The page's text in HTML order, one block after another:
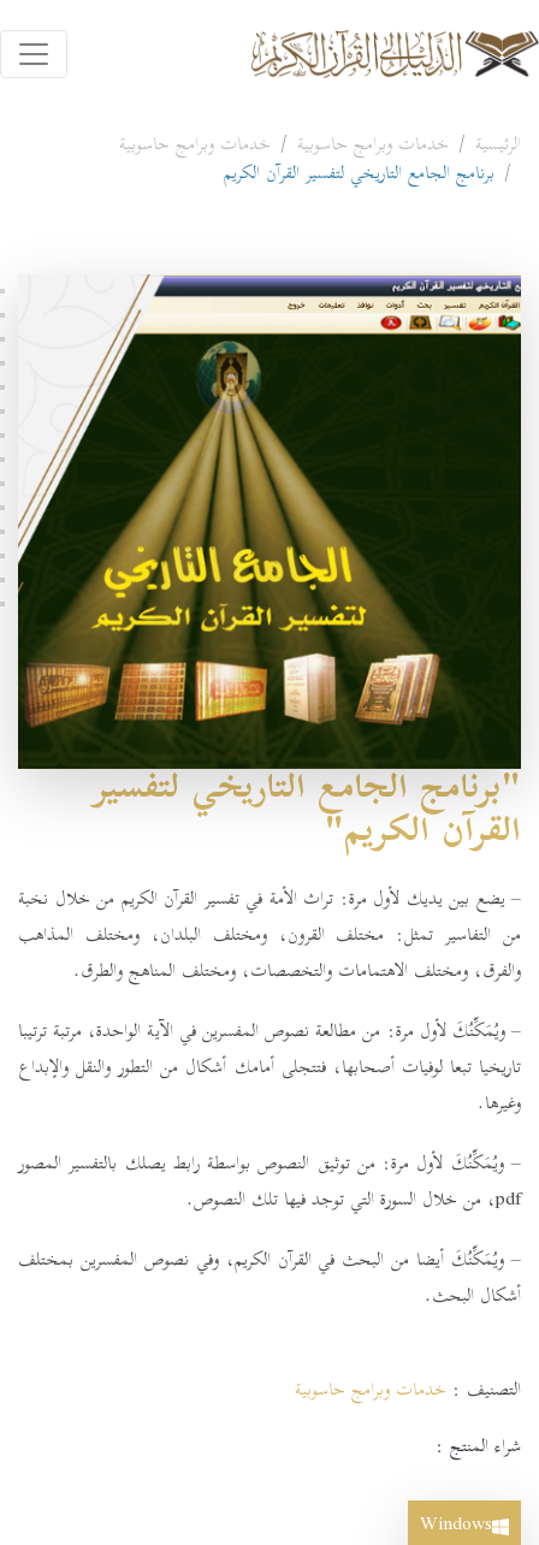
الرئيسية خدمات وبرامج حاسوبية
خدمات وبرامج حاسوبية
برنامج الجامع التاريخي لتفسير القرآن الكريم
"برنامج الجامع التاريخي لتفسير
القرآن الكريم"
– يضع بين يديك لأول مرة: تراث الأمة في تفسير القرآن الكريم من خلال نخبة
من التفاسير تمثل: مختلف القرون، ومختلف البلدان، ومختلف المذاهب
والفرق، ومختلف الاهتمامات والتخصصات، ومختلف المناهج والطرق.
– ويُمَكِّنُكَ لأول مرة: من مطالعة نصوص المفسرين في الآية الواحدة، مرتبة ترتيبا
تاريخيا تبعا لوفيات أصحابها، فتتجلى أمامك أشكال من التطور والنقل والإبداع
وغيرها.
– ويُمَكِّنُكَ لأول مرة: من توثيق النصوص بواسطة رابط يصلك بالتفسير المصور
pdf، من خلال السورة التي توجد فيها تلك النصوص.
– ويُمَكِّنُكَ أيضا من البحث في القرآن الكريم، وفي نصوص المفسرين بمختلف
أشكال البحث.
التصنيف : خدمات وبرامج حاسوبية
شراء المنتج :
Windows